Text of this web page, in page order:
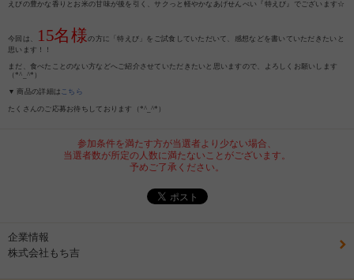
えびの豊かな香りとお米の甘味が後を引く、サクっと軽やかなあげせんべい『特えび』でございます☆
今回は、 15名様の方に「特えび」をご試食していただいて、感想などを書いていただきたいと
思います！！
まだ、食べたことのない方などへご紹介させていただきたいと思いますので、よろしくお願いします
（*^_^*）
▼ 商品の詳細は こちら
たくさんのご応募お待ちしております（*^_^*）
参加条件を満たす方が当選者より少ない場合、
当選者数が所定の人数に満たないことがございます。
予めご了承ください。
企業情報
株式会社もち吉